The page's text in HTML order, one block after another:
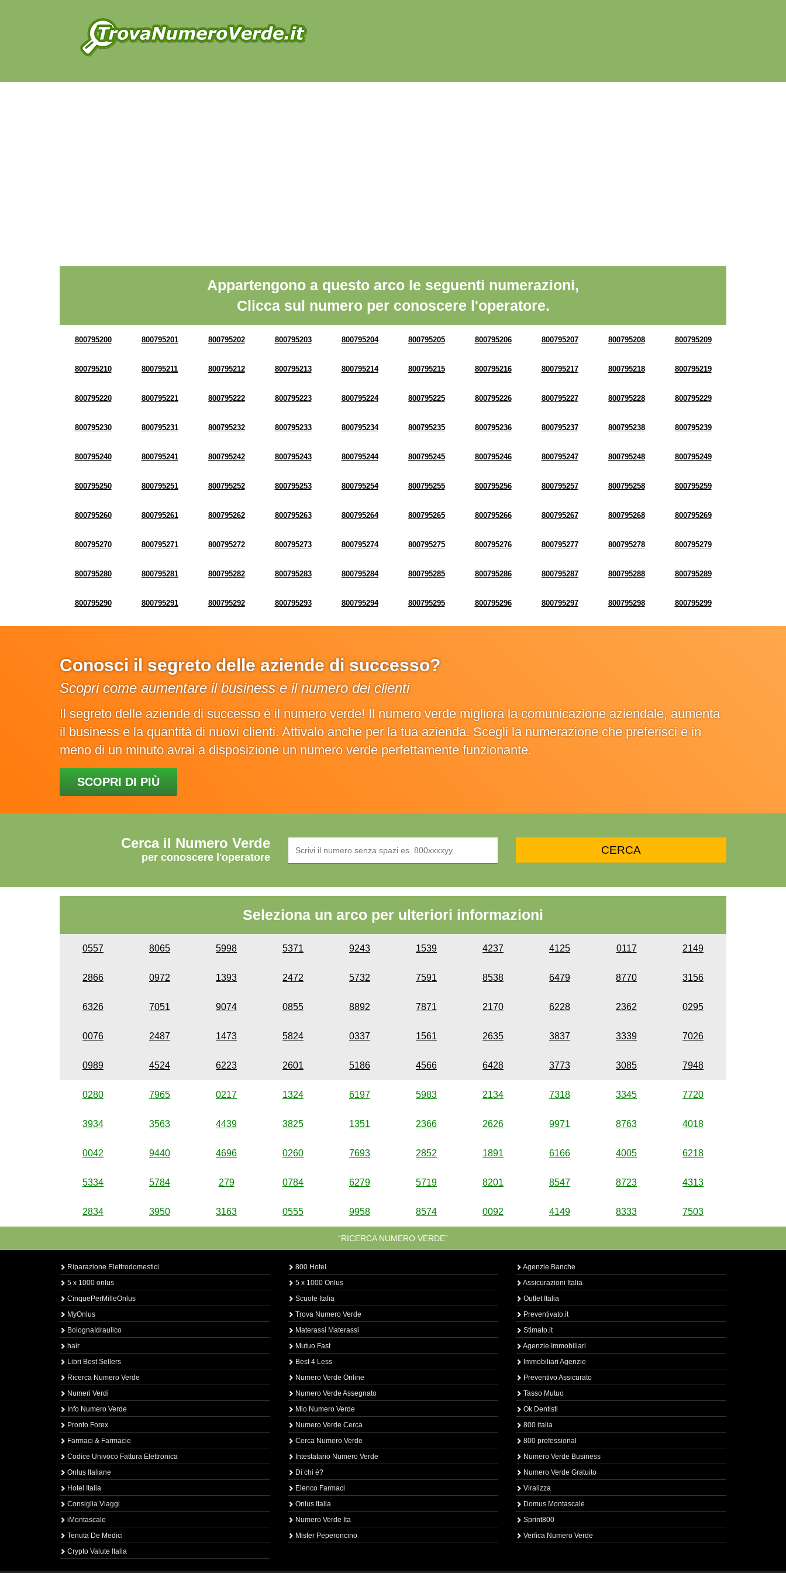
Appartengono a questo arco le seguenti numerazioni,
Clicca sul numero per conoscere l'operatore.
800795200 800795201 800795202 800795203 800795204 800795205 800795206 800795207 800795208 800795209
800795210 800795211 800795212 800795213 800795214 800795215 800795216 800795217 800795218 800795219
800795220 800795221 800795222 800795223 800795224 800795225 800795226 800795227 800795228 800795229
800795230 800795231 800795232 800795233 800795234 800795235 800795236 800795237 800795238 800795239
800795240 800795241 800795242 800795243 800795244 800795245 800795246 800795247 800795248 800795249
800795250 800795251 800795252 800795253 800795254 800795255 800795256 800795257 800795258 800795259
800795260 800795261 800795262 800795263 800795264 800795265 800795266 800795267 800795268 800795269
800795270 800795271 800795272 800795273 800795274 800795275 800795276 800795277 800795278 800795279
800795280 800795281 800795282 800795283 800795284 800795285 800795286 800795287 800795288 800795289
800795290 800795291 800795292 800795293 800795294 800795295 800795296 800795297 800795298 800795299
Conosci il segreto delle aziende di successo?
Scopri come aumentare il business e il numero dei clienti
Il segreto delle aziende di successo è il numero verde! Il numero verde migliora la comunicazione aziendale, aumenta
il business e la quantità di nuovi clienti. Attivalo anche per la tua azienda. Scegli la numerazione che preferisci e in
meno di un minuto avrai a disposizione un numero verde perfettamente funzionante.
SCOPRI DI PIÙ
Cerca il Numero Verde
per conoscere l'operatore
Seleziona un arco per ulteriori informazioni
0557 8065 5998 5371 9243 1539 4237 4125 0117 2149
2866 0972 1393 2472 5732 7591 8538 6479 8770 3156
6326 7051 9074 0855 8892 7871 2170 6228 2362 0295
0076 2487 1473 5824 0337 1561 2635 3837 3339 7026
0989 4524 6223 2601 5186 4566 6428 3773 3085 7948
0280 7965 0217 1324 6197 5983 2134 7318 3345 7720
3934 3563 4439 3825 1351 2366 2626 9971 8763 4018
0042 9440 4696 0260 7693 2852 1891 6166 4005 6218
5334 5784 279 0784 6279 5719 8201 8547 8723 4313
2834 3950 3163 0555 9958 8574 0092 4149 8333 7503
“RICERCA NUMERO VERDE”
Riparazione Elettrodomestici
5 x 1000 onlus
CinquePerMilleOnlus
MyOnlus
BolognaIdraulico
hair
Libri Best Sellers
Ricerca Numero Verde
Numeri Verdi
Info Numero Verde
Pronto Forex
Farmaci & Farmacie
Codice Univoco Fattura Elettronica
Onlus Italiane
Hotel Italia
Consiglia Viaggi
iMontascale
Tenuta De Medici
Crypto Valute Italia
800 Hotel
5 x 1000 Onlus
Scuole Italia
Trova Numero Verde
Materassi Materassi
Mutuo Fast
Best 4 Less
Numero Verde Online
Numero Verde Assegnato
Mio Numero Verde
Numero Verde Cerca
Cerca Numero Verde
Intestatario Numero Verde
Di chi è?
Elenco Farmaci
Onlus Italia
Numero Verde Ita
Mister Peperoncino
Agenzie Banche
Assicurazioni Italia
Outlet Italia
Preventivato.it
Stimato.it
Agenzie Immobiliari
Immobiliari Agenzie
Preventivo Assicurato
Tasso Mutuo
Ok Dentisti
800 italia
800 professional
Numero Verde Business
Numero Verde Gratuito
Viralizza
Domus Montascale
Sprint800
Verfica Numero Verde